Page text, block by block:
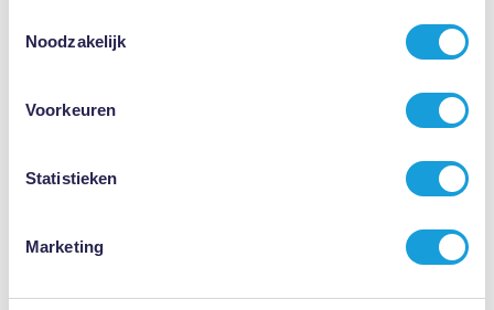
Noodzakelijk
Voorkeuren
Statistieken
Marketing
rechtspsycholoog ingeschakeld. Werkgever betaalt uiteindelijk